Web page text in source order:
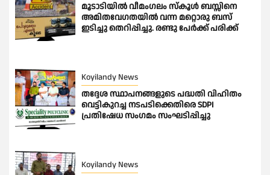
മൂടാടിയിൽ വീമംഗലം സ്കൂൾ ബസ്സിനെ
അമിതവേഗതയിൽ വന്ന മറ്റൊരു ബസ്
ഇടിച്ചു തെറിപ്പിച്ചു. രണ്ടു പേർക്ക് പരിക്ക്
Koyilandy News
തദ്ദേശ സ്ഥാപനങ്ങളുടെ പദ്ധതി വിഹിതം
വെട്ടികുറച്ച നടപടിക്കെതിരെ SDPI
പ്രതിഷേധ സംഗമം സംഘടിപ്പിച്ചു
Koyilandy News